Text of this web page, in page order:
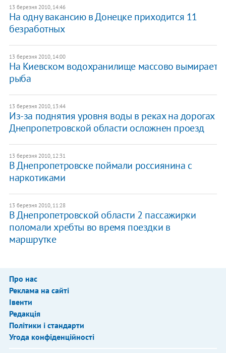
13 березня 2010, 14:46
На одну вакансию в Донецке приходится 11
безработных
13 березня 2010, 14:00
На Киевском водохранилище массово вымирает
рыба
13 березня 2010, 13:44
Из-за поднятия уровня воды в реках на дорогах
Днепропетровской области осложнен проезд
13 березня 2010, 12:31
В Днепропетровске поймали россиянина с
наркотиками
13 березня 2010, 11:28
В Днепропетровской области 2 пассажирки
поломали хребты во время поездки в
маршрутке
Про нас
Реклама на сайті
Івенти
Редакція
Політики і стандарти
Угода конфіденційності